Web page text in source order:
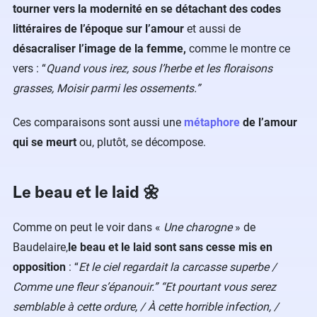
tourner vers la modernité en se détachant des codes
littéraires de l’époque sur l’amour et aussi de
désacraliser l’image de la femme, comme le montre ce
vers : “Quand vous irez, sous l’herbe et les floraisons
grasses, Moisir parmi les ossements.”
Ces comparaisons sont aussi une métaphore de l’amour
qui se meurt ou, plutôt, se décompose.
Le beau et le laid 🌼
Comme on peut le voir dans « Une charogne» de
Baudelaire,le beau et le laid sont sans cesse mis en
opposition : “Et le ciel regardait la carcasse superbe /
Comme une fleur s’épanouir.” “Et pourtant vous serez
semblable à cette ordure, / À cette horrible infection, /